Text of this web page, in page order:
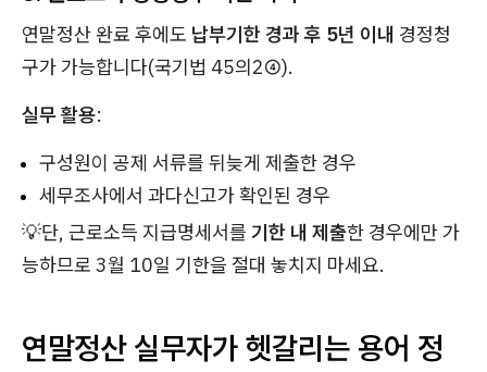
연말정산 완료 후에도 납부기한 경과 후 5년 이내 경정청
구가 가능합니다(국기법 45의2④).
실무 활용:
구성원이 공제 서류를 뒤늦게 제출한 경우
세무조사에서 과다신고가 확인된 경우
💡단, 근로소득 지급명세서를 기한 내 제출한 경우에만 가
능하므로 3월 10일 기한을 절대 놓치지 마세요.
연말정산 실무자가 헷갈리는 용어 정